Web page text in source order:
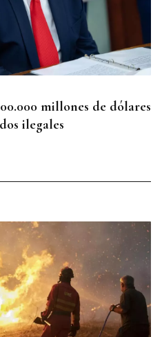
millones de dólares
ilegales